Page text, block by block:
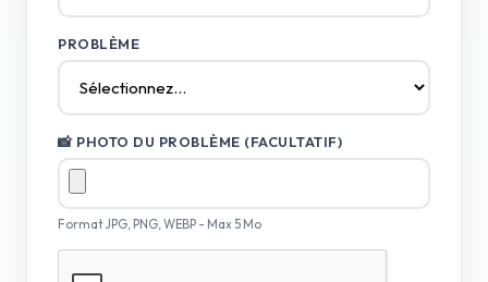
PROBLÈME
📸 PHOTO DU PROBLÈME (FACULTATIF)
Format JPG, PNG, WEBP - Max 5 Mo